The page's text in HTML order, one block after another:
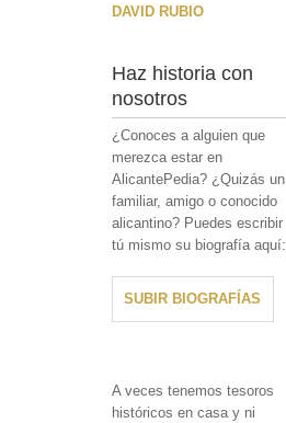
DAVID RUBIO
Haz historia con
nosotros
¿Conoces a alguien que
merezca estar en
AlicantePedia? ¿Quizás un
familiar, amigo o conocido
alicantino? Puedes escribir
tú mismo su biografía aquí:
SUBIR BIOGRAFÍAS
A veces tenemos tesoros
históricos en casa y ni